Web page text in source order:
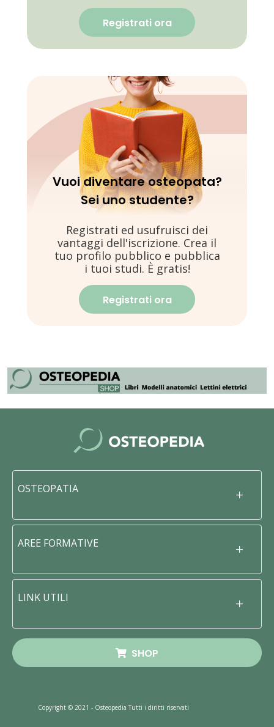
Registrati ora
Vuoi diventare osteopata?
Sei uno studente?
Registrati ed usufruisci dei
vantaggi dell'iscrizione. Crea il
tuo profilo pubblico e pubblica
i tuoi studi. È gratis!
Registrati ora
OSTEOPATIA
AREE FORMATIVE
LINK UTILI
SHOP
Copyright © 2021 - Osteopedia Tutti i diritti riservati